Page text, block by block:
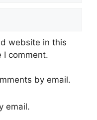
website in this
I comment.
by email.
email.